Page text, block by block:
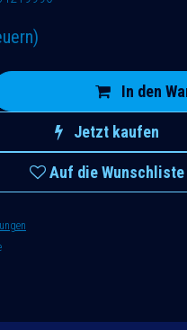
In den
Jetzt kaufen
Auf die Wunschliste